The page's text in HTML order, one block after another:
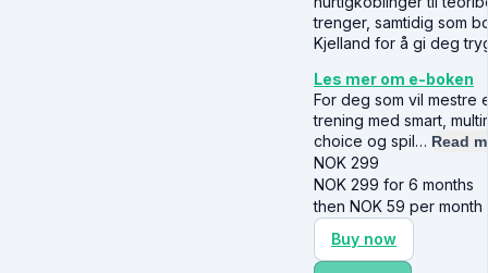
trenger, samtidig som
Kjelland for å gi deg
Les mer om e-boken
For deg som vil mestre
trening med smart,
choice og spil… Read
NOK 299
NOK 299 for 6 months
then NOK 59 per month
Buy now